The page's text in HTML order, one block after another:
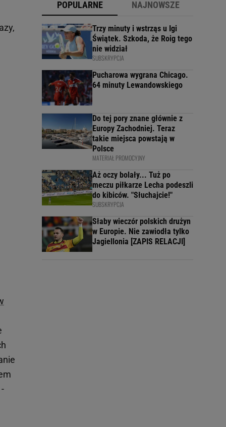
POPULARNE NAJNOWSZE
Trzy minuty i wstrząs u Igi
Świątek. Szkoda, że Roig tego
nie widział
SUBSKRYPCJA
Pucharowa wygrana Chicago.
64 minuty Lewandowskiego
Do tej pory znane głównie z
Europy Zachodniej. Teraz
takie miejsca powstają w
Polsce
MATERIAŁ PROMOCYJNY
Aż oczy bolały... Tuż po
meczu piłkarze Lecha podeszli
do kibiców. "Słuchajcie!"
SUBSKRYPCJA
Słaby wieczór polskich drużyn
w Europie. Nie zawiodła tylko
Jagiellonia [ZAPIS RELACJI]